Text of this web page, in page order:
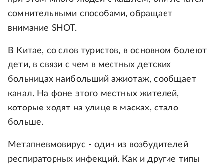
сомнительными способами, обращает
внимание SHOT.
В Китае, со слов туристов, в основном болеют
дети, в связи с чем в местных детских
больницах наибольший ажиотаж, сообщает
канал. На фоне этого местных жителей,
которые ходят на улице в масках, стало
больше.
Метапневмовирус - один из возбудителей
респираторных инфекций. Как и другие типы